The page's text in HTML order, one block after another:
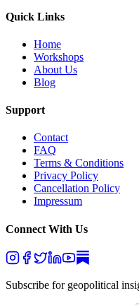
Quick Links
Home
Workshops
About Us
Blog
Support
Contact
FAQ
Terms & Conditions
Privacy Policy
Cancellation Policy
Impressum
Connect With Us
Subscribe for geopolitical